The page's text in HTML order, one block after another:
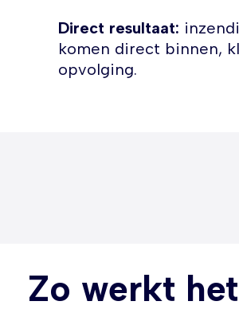
Direct resultaat:
komen direct binnen,
opvolging.
Zo werkt het